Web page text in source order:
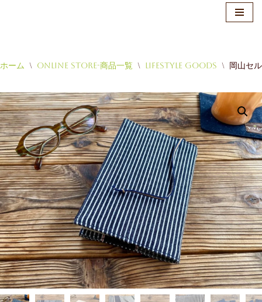
ン
テ
ン
ツ
へ
ス
キ
ッ
プ
ホーム \ Online Store-商品一覧 \ Lifestyle Goods \ 岡山セ